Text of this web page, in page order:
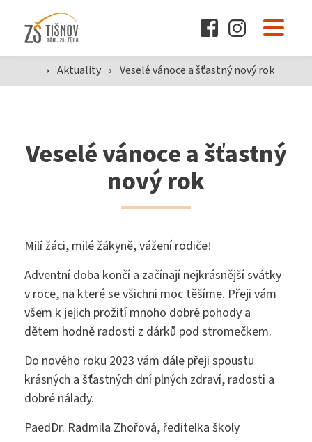
O škole
Pro žáky a rodiče
Dokumenty
Kontakty
Klub přátel školy
Facebook
› Aktuality › Veselé vánoce a šťastný nový rok
Veselé vánoce a šťastný
nový rok
Milí žáci, milé žákyně, vážení rodiče!
Adventní doba končí a začínají nejkrásnější svátky
v roce, na které se všichni moc těšíme. Přeji vám
všem k jejich prožití mnoho dobré pohody a
dětem hodně radosti z dárků pod stromečkem.
Do nového roku 2023 vám dále přeji spoustu
krásných a šťastných dní plných zdraví, radosti a
dobré nálady.
PaedDr. Radmila Zhořová, ředitelka školy